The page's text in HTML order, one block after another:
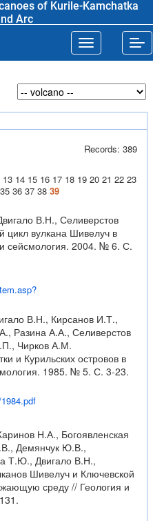
of Kurile-Kamchatka
Arc
Toggle
Records: 389
13 14 15 16 17 18 19 20 21 22 23
35 36 37 38 39
В.Н., Селиверстов
вулкана Шивелуч в
сейсмология. 2004. № 6. С.
В.Н., Кирсанов И.Т.,
Разина А.А., Селиверстов
Чирков А.М.
и Курильских островов в
1985. № 5. С. 3-23.
Н.А., Богоявленская
Демянчук Ю.В.,
Т.Ю., Двигало В.Н.,
Шивелуч и Ключевской
среду // Геология и